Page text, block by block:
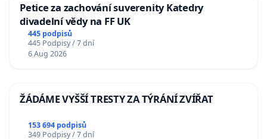
Petice za zachování suverenity Katedry
divadelní vědy na FF UK
445 podpisů
445 Podpisy / 7 dní
6 Aug 2026
ŽÁDÁME VYŠŠÍ TRESTY ZA TÝRÁNÍ ZVÍŘAT
153 694 podpisů
349 Podpisy / 7 dní